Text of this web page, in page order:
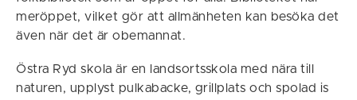
meröppet, vilket gör att allmänheten kan besöka det
även när det är obemannat.
Östra Ryd skola är en landsortsskola med nära till
naturen, upplyst pulkabacke, grillplats och spolad is